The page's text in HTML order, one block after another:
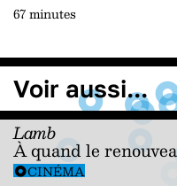
67 minutes
Voir aussi...
Lamb
À quand le
CINÉMA